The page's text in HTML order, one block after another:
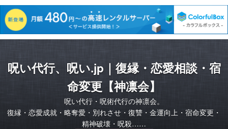
呪い代行、呪い.jp｜復縁・恋愛相談・宿
命変更【神凛会】
呪い代行・呪術代行の神凛会。
復縁・恋愛成就・略奪愛・別れさせ・復讐・金運向上・宿命変更・
精神破壊・呪殺……